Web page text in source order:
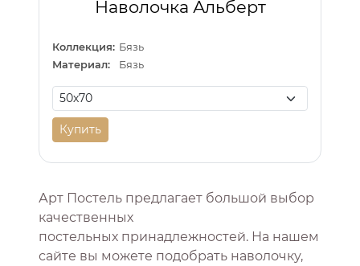
Наволочка Альберт
Коллекция: Бязь
Материал:
Бязь
Купить
Арт Постель предлагает большой выбор
качественных
постельных принадлежностей. На нашем
сайте вы можете подобрать наволочку,